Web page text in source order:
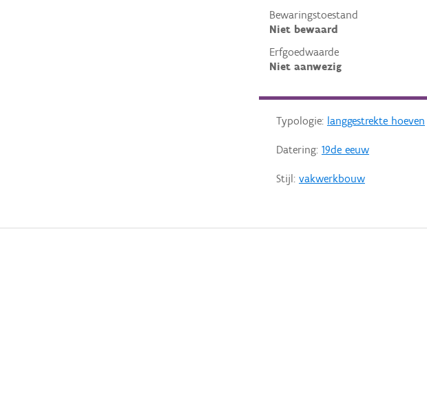
Bewaringstoestand
Niet bewaard
Erfgoedwaarde
Niet aanwezig
Typologie: langgestrekte hoeven
Datering: 19de eeuw
Stijl: vakwerkbouw